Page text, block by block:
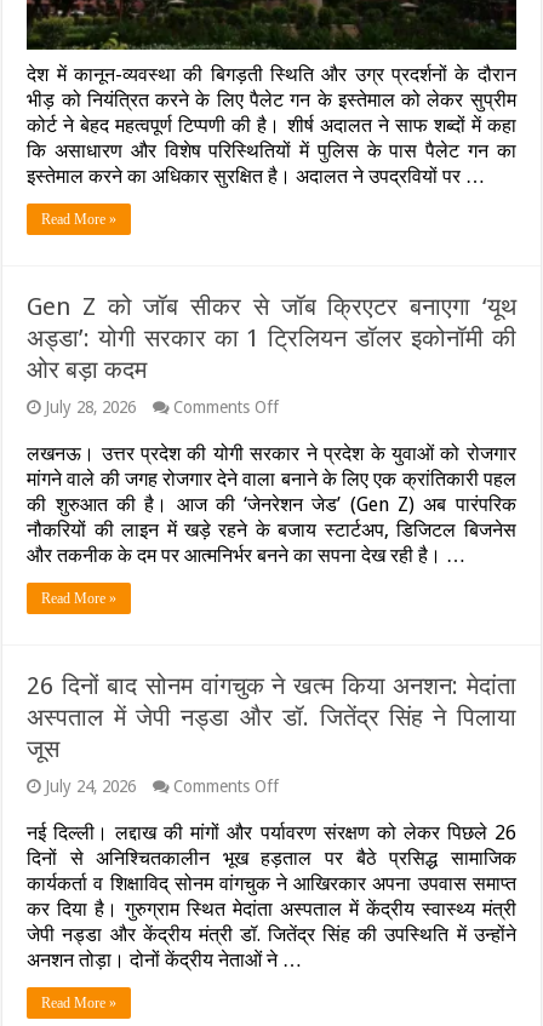
हालात
में
पुलिस
को
इस्तेमाल
अधिकार’,
NEET
विरोध
के
निर्देश
देश में कानून-व्यवस्था की बिगड़ती स्थिति और उग्र प्रदर्शनों के दौरान
भीड़ को नियंत्रित करने के लिए पैलेट गन के इस्तेमाल को लेकर सुप्रीम
कोर्ट ने बेहद महत्वपूर्ण टिप्पणी की है। शीर्ष अदालत ने साफ शब्दों में कहा
कि असाधारण और विशेष परिस्थितियों में पुलिस के पास पैलेट गन का
इस्तेमाल करने का अधिकार सुरक्षित है। अदालत ने उपद्रवियों पर …
Read More »
Gen Z को जॉब सीकर से जॉब क्रिएटर बनाएगा ‘यूथ
अड्डा’: योगी सरकार का 1 ट्रिलियन डॉलर इकोनॉमी की
ओर बड़ा कदम
July 28, 2026 Comments Offon
Z
को
जॉब
सीकर
से
जॉब
क्रिएटर
सरकार
का
1
ट्रिलियन
बड़ा
कदम
लखनऊ। उत्तर प्रदेश की योगी सरकार ने प्रदेश के युवाओं को रोजगार
मांगने वाले की जगह रोजगार देने वाला बनाने के लिए एक क्रांतिकारी पहल
की शुरुआत की है। आज की ‘जेनरेशन जेड’ (Gen Z) अब पारंपरिक
नौकरियों की लाइन में खड़े रहने के बजाय स्टार्टअप, डिजिटल बिजनेस
और तकनीक के दम पर आत्मनिर्भर बनने का सपना देख रही है। …
Read More »
26 दिनों बाद सोनम वांगचुक ने खत्म किया अनशन: मेदांता
अस्पताल में जेपी नड्डा और डॉ. जितेंद्र सिंह ने पिलाया
जूस
July 24, 2026 Comments Offon
दिनों
बाद
सोनम
वांगचुक
ने
खत्म
किया
अनशन:
नई दिल्ली। लद्दाख की मांगों और पर्यावरण संरक्षण को लेकर पिछले 26
दिनों से अनिश्चितकालीन भूख हड़ताल पर बैठे प्रसिद्ध सामाजिक
कार्यकर्ता व शिक्षाविद् सोनम वांगचुक ने आखिरकार अपना उपवास समाप्त
कर दिया है। गुरुग्राम स्थित मेदांता अस्पताल में केंद्रीय स्वास्थ्य मंत्री
जेपी नड्डा और केंद्रीय मंत्री डॉ. जितेंद्र सिंह की उपस्थिति में उन्होंने
अनशन तोड़ा। दोनों केंद्रीय नेताओं ने …
Read More »